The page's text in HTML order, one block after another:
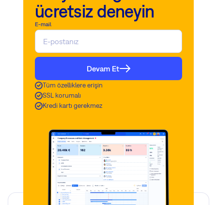
ücretsiz deneyin
E-mail
Devam Et
Tüm özelliklere erişin
SSL korumalı
Kredi kartı gerekmez